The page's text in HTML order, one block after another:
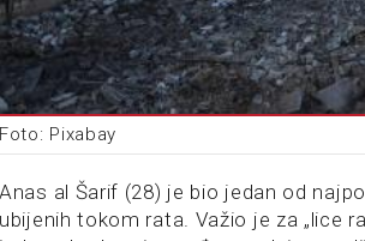
Foto: Pixabay
Anas al Šarif (28) je bio jedan od
ubijenih tokom rata. Važio je za „lice